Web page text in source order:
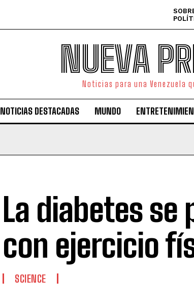
NUEVA
Noticias para una Venezuela
NOTICIAS DESTACADAS MUNDO
La diabetes se
con ejercicio
SCIENCE